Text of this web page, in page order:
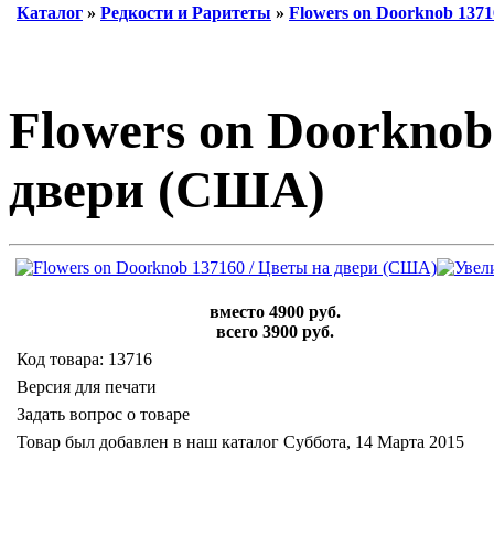
Каталог » Редкости и Раритеты » Flowers on Doorknob
Flowers on
двери (США)
вместо 4900 руб.
всего 3900 руб.
Код товара: 13716
Версия для печати
Задать вопрос о товаре
Товар был добавлен в наш каталог Суббота, 14 Марта 2015